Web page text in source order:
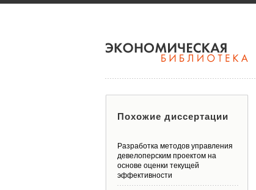
Похожие диссертации
Разработка методов управления
девелоперским проектом на
основе оценки текущей
эффективности